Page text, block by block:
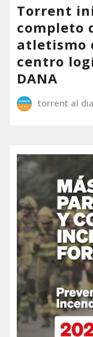
Torrent
completo
atletismo
centro
DANA
torrent al dia